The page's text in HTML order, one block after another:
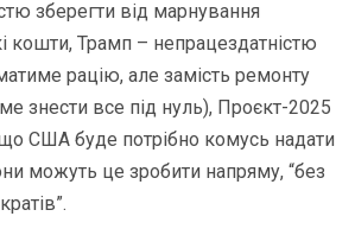
зберегти від марнування
кошти, Трамп – непрацездатністю
матиме рацію, але замість ремонту
знести все під нуль), Проєкт-2025
США буде потрібно комусь надати
можуть це зробити напряму, “без